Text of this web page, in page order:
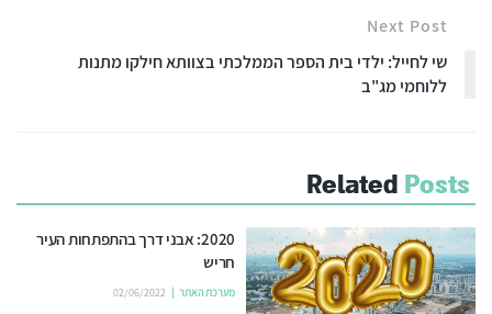
Next Post
שי לחייל: ילדי בית הספר הממלכתי בצוותא חילקו מתנות
ללוחמי מג"ב
Related Posts
2020: אבני דרך בהתפתחות העיר
חריש
מערכת האתר 02/06/2022